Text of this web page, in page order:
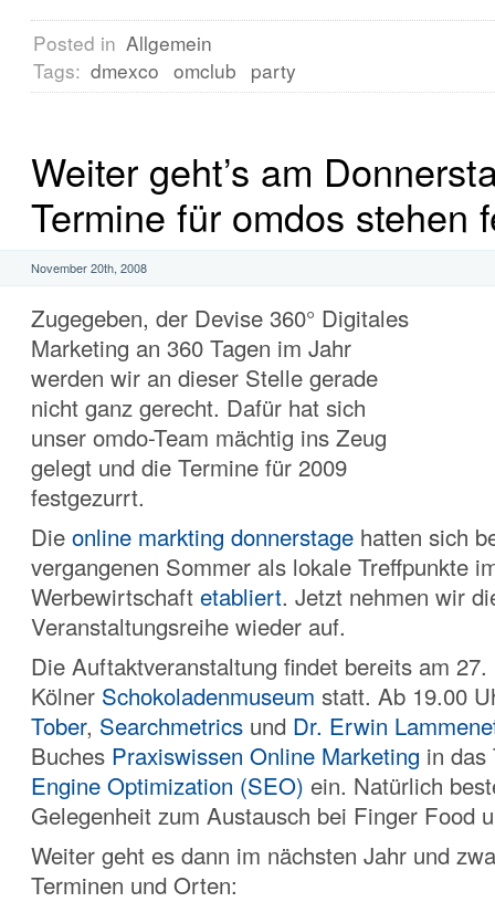
Posted in Allgemein
Tags: dmexco omclub party
Weiter geht’s am
Termine für omdos stehen
November 20th, 2008
Zugegeben, der Devise 360° Digitales
Marketing an 360 Tagen im Jahr
werden wir an dieser Stelle gerade
nicht ganz gerecht. Dafür hat sich
unser omdo-Team mächtig ins Zeug
gelegt und die Termine für 2009
festgezurrt.
Die online markting donnerstage hatten sich
vergangenen Sommer als lokale Treffpunkte
Werbewirtschaft etabliert. Jetzt nehmen wir
Veranstaltungsreihe wieder auf.
Die Auftaktveranstaltung findet bereits am
Kölner Schokoladenmuseum statt. Ab 19.00
Tober, Searchmetrics und Dr. Erwin
Buches Praxiswissen Online Marketing in
Engine Optimization (SEO) ein. Natürlich
Gelegenheit zum Austausch bei Finger Food
Weiter geht es dann im nächsten Jahr und
Terminen und Orten: